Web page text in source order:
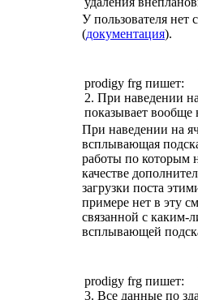
У пользователя нет
(документация).
prodigy frg пишет:
2. При наведении
показывает вообще
При наведении на
всплывающая
работы по которым
качестве
загрузки поста
примере нет в эту
связанной с каким-
всплывающей
prodigy frg пишет:
3. Все данные по